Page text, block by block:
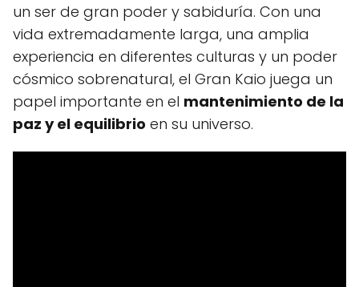
un ser de gran poder y sabiduría. Con una
vida extremadamente larga, una amplia
experiencia en diferentes culturas y un poder
cósmico sobrenatural, el Gran Kaio juega un
papel importante en el mantenimiento de la
paz y el equilibrio en su universo.